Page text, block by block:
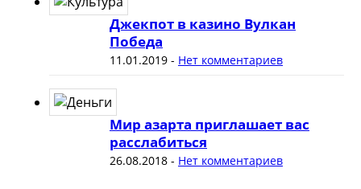
Джекпот в казино Вулкан
Победа
11.01.2019- Нет комментариев
Мир азарта приглашает вас
расслабиться
26.08.2018- Нет комментариев